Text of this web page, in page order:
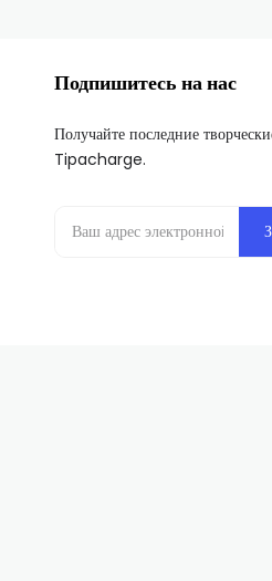
Подпишитесь на нас
Получайте последние
Tipacharge.